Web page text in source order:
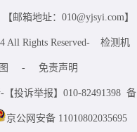
邮箱地址：010@yjsyi.com】
All Rights Reserved- 检测机
- 免责声明
投诉举报】010-82491398 备
京公网安备 11010802035695